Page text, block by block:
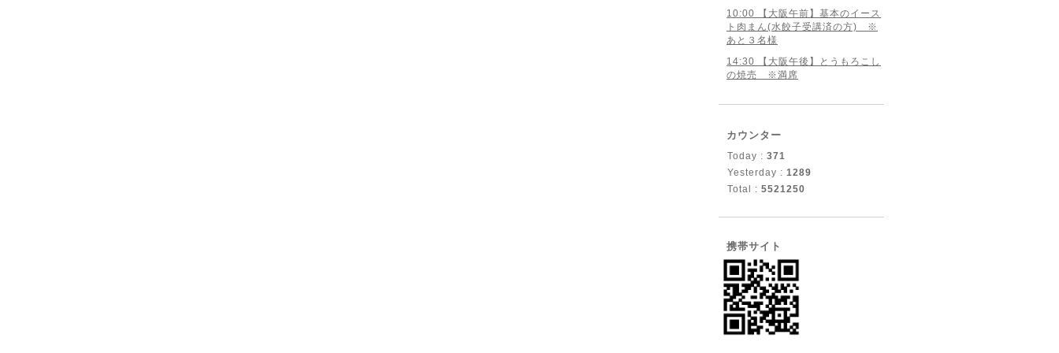
10:00 【大阪午前】基本のイース
ト肉まん(水餃子受講済の方) ※
あと３名様
14:30 【大阪午後】とうもろこし
の焼売 ※満席
カウンター
Today : 371
Yesterday : 1289
Total : 5521250
携帯サイト